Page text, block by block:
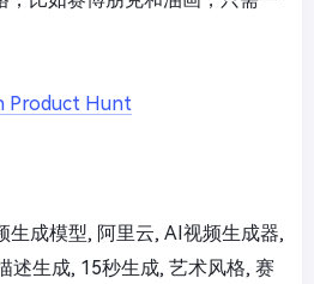
Product Hunt
生成模型, 阿里云, AI视频生成器,
述生成, 15秒生成, 艺术风格, 赛